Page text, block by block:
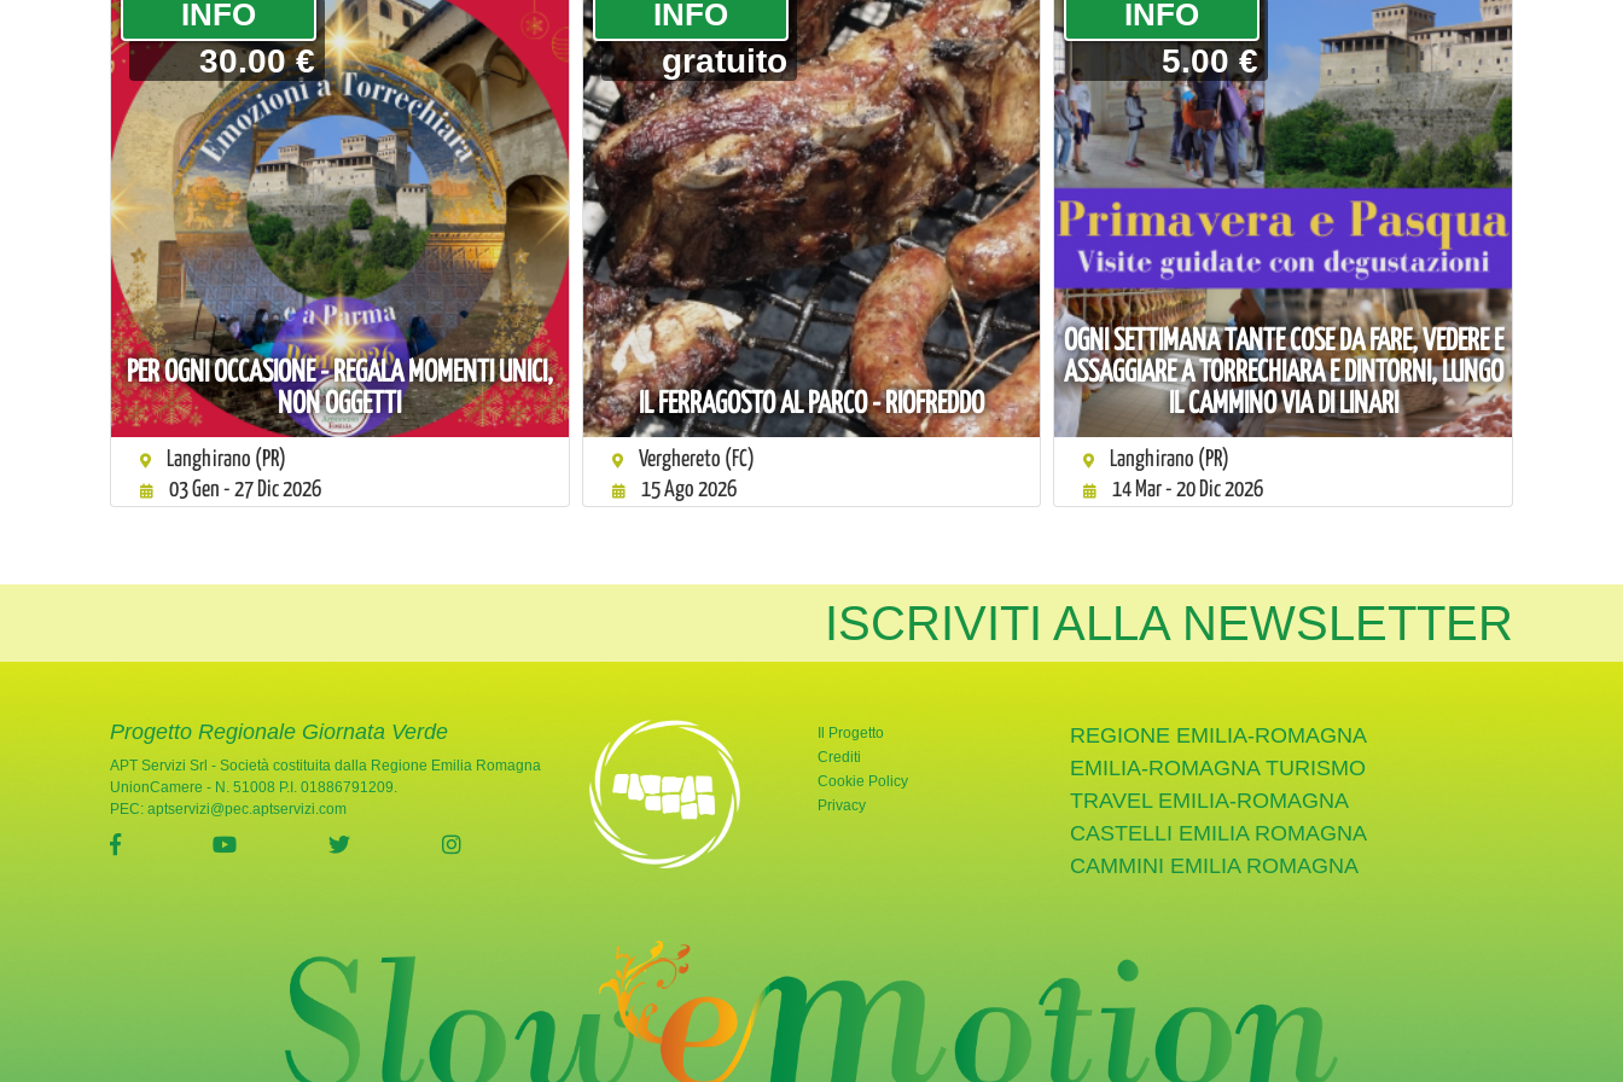
PER OGNI OCCASIONE - REGALA MOMENTI UNICI,
NON OGGETTI
­INFO
30.00 €
Langhirano (PR)
03 Gen - 27 Dic 2026
IL FERRAGOSTO AL PARCO - RIOFREDDO
­INFO
gratuito
Verghereto (FC)
15 Ago 2026
OGNI SETTIMANA TANTE COSE DA FARE, VEDERE E
ASSAGGIARE A TORRECHIARA E DINTORNI, LUNGO
IL CAMMINO VIA DI LINARI
­INFO
5.00 €
Langhirano (PR)
14 Mar - 20 Dic 2026
ISCRIVITI ALLA NEWSLETTER
Progetto Regionale Giornata Verde
APT Servizi Srl - Società costituita dalla Regione Emilia Romagna
UnionCamere - N. 51008 P.I. 01886791209.
PEC: aptservizi@pec.aptservizi.com
visita la pagina Facebook di Giornata Verde
visita la pagina YouTube di Giornata Verde
visita la pagina Twitter di Giornata Verde
visita la pagina Instagram di Giornata Verde
Il Progetto
Crediti
Cookie Policy
Privacy
REGIONE EMILIA-ROMAGNA
EMILIA-ROMAGNA TURISMO
TRAVEL EMILIA-ROMAGNA
CASTELLI EMILIA ROMAGNA
CAMMINI EMILIA ROMAGNA